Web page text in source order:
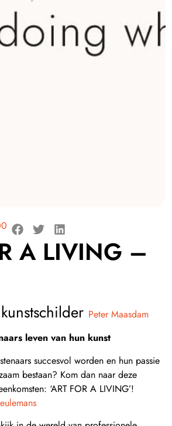
A LIVING –
Peter Maasdam
leven van hun kunst
succesvol worden en hun passie
bestaan? Kom dan naar deze
‘ART FOR A LIVING’!